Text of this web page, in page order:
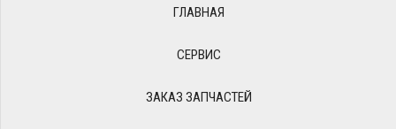
ГЛАВНАЯ
СЕРВИС
ЗАКАЗ ЗАПЧАСТЕЙ